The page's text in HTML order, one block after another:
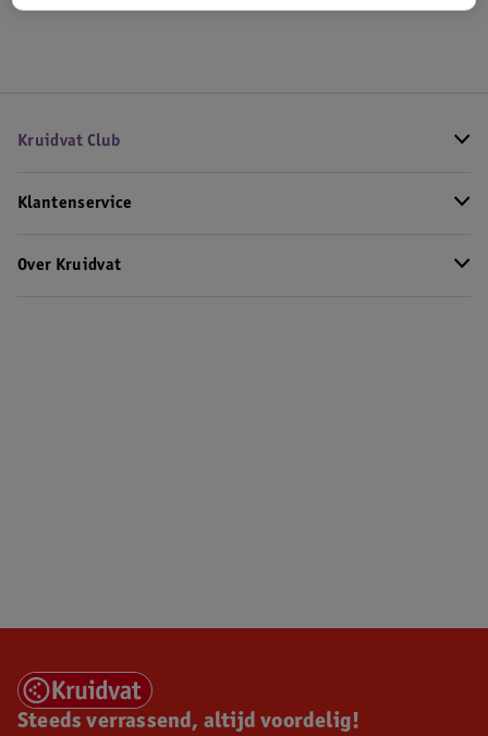
Kruidvat Club
Klantenservice
Over Kruidvat
Steeds verrassend, altijd voordelig!